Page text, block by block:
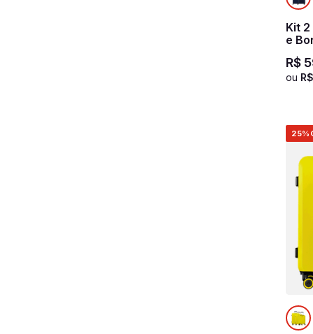
Kit 2
e
R$
ou R$
25%